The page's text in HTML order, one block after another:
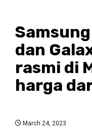
dan
rasmi di
harga
March 24, 2023